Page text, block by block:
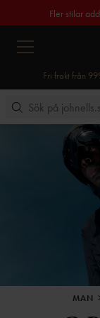
Fler stilar
Fri frakt från
MAN